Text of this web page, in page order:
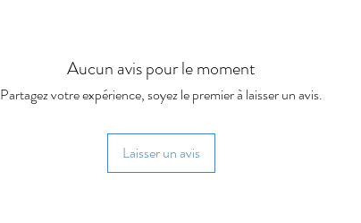
Aucun avis pour le moment
Partagez votre expérience, soyez le premier à laisser un avis.
Laisser un avis